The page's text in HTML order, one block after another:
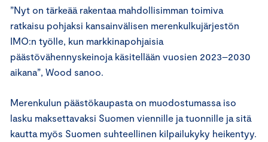
”Nyt on tärkeää rakentaa mahdollisimman toimiva
ratkaisu pohjaksi kansainvälisen merenkulkujärjestön
IMO:n työlle, kun markkinapohjaisia
päästövähennyskeinoja käsitellään vuosien 2023–2030
aikana”, Wood sanoo.
Merenkulun päästökaupasta on muodostumassa iso
lasku maksettavaksi Suomen viennille ja tuonnille ja sitä
kautta myös Suomen suhteellinen kilpailukyky heikentyy.